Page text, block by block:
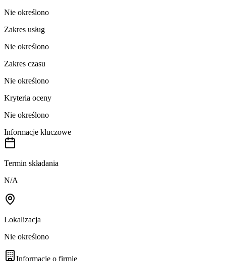
Nie określono
Zakres usług
Nie określono
Zakres czasu
Nie określono
Kryteria oceny
Nie określono
Informacje kluczowe
Termin składania
N/A
Lokalizacja
Nie określono
Informacje o firmie